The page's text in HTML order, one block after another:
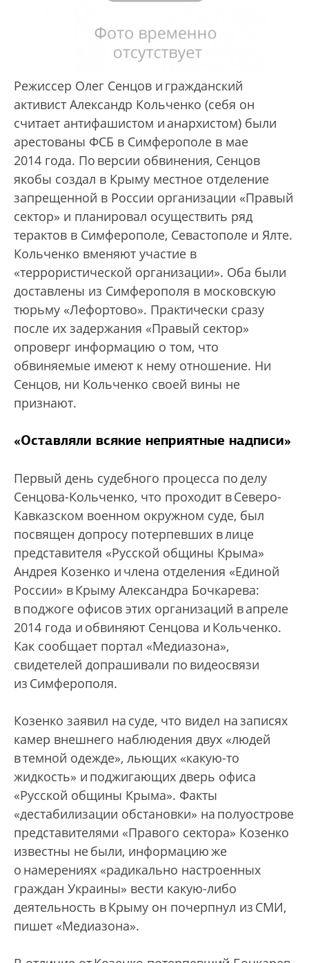
Режиссер Олег Сенцов и гражданский
активист Александр Кольченко (себя он
считает антифашистом и анархистом) были
арестованы ФСБ в Симферополе в мае
2014 года. По версии обвинения, Сенцов
якобы создал в Крыму местное отделение
запрещенной в России организации «Правый
сектор» и планировал осуществить ряд
терактов в Симферополе, Севастополе и Ялте.
Кольченко вменяют участие в
«террористической организации». Оба были
доставлены из Симферополя в московскую
тюрьму «Лефортово». Практически сразу
после их задержания «Правый сектор»
опроверг информацию о том, что
обвиняемые имеют к нему отношение. Ни
Сенцов, ни Кольченко своей вины не
признают.
«Оставляли всякие неприятные надписи»
Первый день судебного процесса по делу
Сенцова-Кольченко, что проходит в Северо-
Кавказском военном окружном суде, был
посвящен допросу потерпевших в лице
представителя «Русской общины Крыма»
Андрея Козенко и члена отделения «Единой
России» в Крыму Александра Бочкарева:
в поджоге офисов этих организаций в апреле
2014 года и обвиняют Сенцова и Кольченко.
Как сообщает портал «Медиазона»,
свидетелей допрашивали по видеосвязи
из Симферополя.
Козенко заявил на суде, что видел на записях
камер внешнего наблюдения двух «людей
в темной одежде», льющих «какую-то
жидкость» и поджигающих дверь офиса
«Русской общины Крыма». Факты
«дестабилизации обстановки» на полуострове
представителями «Правого сектора» Козенко
известны не были, информацию же
о намерениях «радикально настроенных
граждан Украины» вести какую-либо
деятельность в Крыму он почерпнул из СМИ,
пишет «Медиазона».